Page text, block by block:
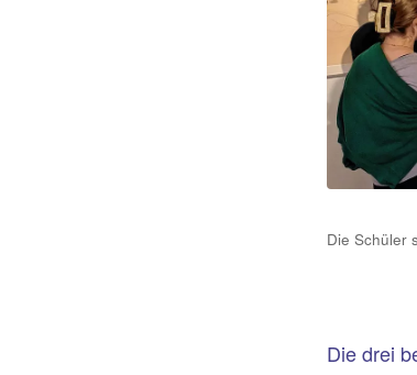
Die Schüler
Die drei